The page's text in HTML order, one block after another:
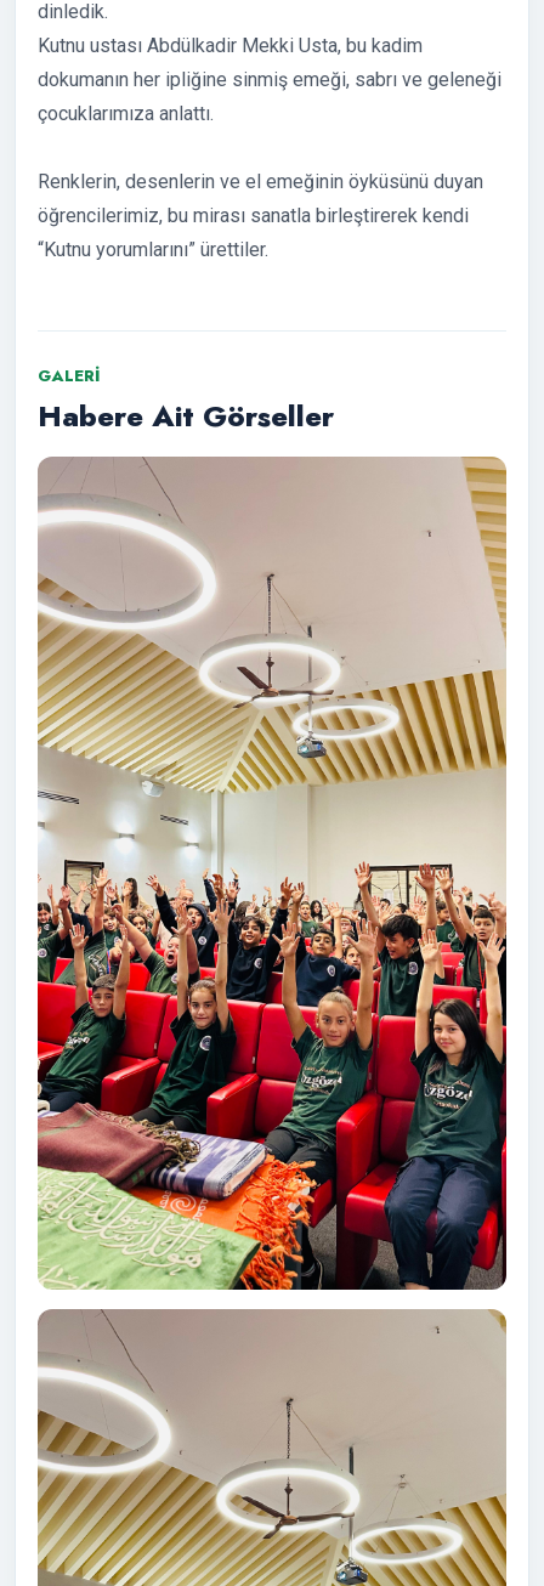
dinledik.
Kutnu ustası Abdülkadir Mekki Usta, bu kadim
dokumanın her ipliğine sinmiş emeği, sabrı ve geleneği
çocuklarımıza anlattı.
Renklerin, desenlerin ve el emeğinin öyküsünü duyan
öğrencilerimiz, bu mirası sanatla birleştirerek kendi
“Kutnu yorumlarını” ürettiler.
GALERI
Habere Ait Görseller